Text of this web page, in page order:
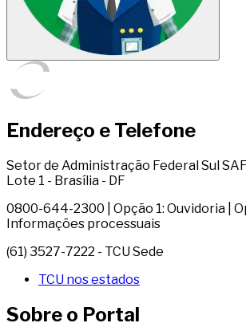
Endereço e Telefone
Setor de Administração Federal Sul
Lote 1 - Brasília - DF
0800-644-2300 | Opção 1: Ouvidoria |
Informações processuais
(61) 3527-7222 - TCU Sede
TCU nos estados
Sobre o Portal